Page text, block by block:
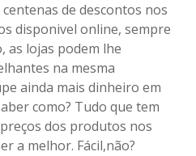
de descontos nos
disponivel online, sempre
as lojas podem lhe
na mesma
ainda mais dinheiro em
como? Tudo que tem
dos produtos nos
a melhor. Fácil,não?